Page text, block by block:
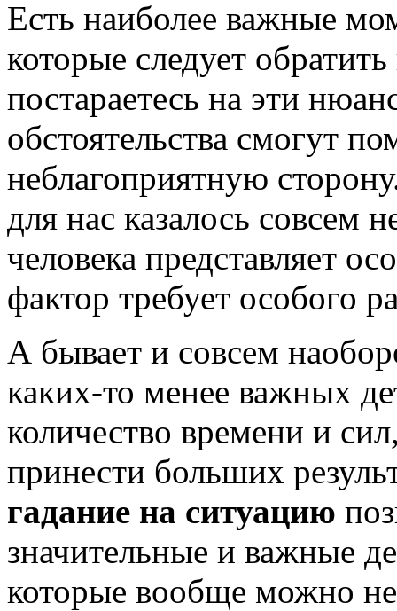
Есть наиболее важные
которые следует
постараетесь на эти
обстоятельства смогут
неблагоприятную
для нас казалось совсем
человека представляет
фактор требует особого
А бывает и совсем
каких-то менее важных
количество времени и
принести больших
гадание на ситуацию
значительные и важные
которые вообще можно